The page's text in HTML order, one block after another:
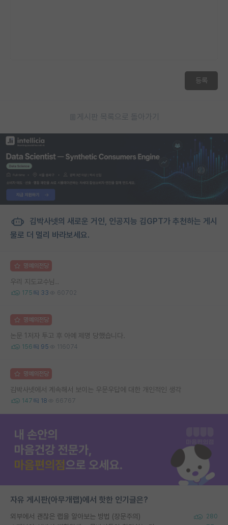
등록
게시판 목록으로 돌아가기
김박사넷의 새로운 거인, 인공지능 김GPT가 추천하는 게시
물로 더 멀리 바라보세요.
명예의전당
우리 지도교수님..
175 33 60702
명예의전당
논문 1저자 투고 후 아예 제명 당했습니다.
156 95 116074
명예의전당
김박사넷에서 계속해서 보이는 우문우답에 대한 개인적인 생각
147 18 66767
자유 게시판(아무개랩)에서 핫한 인기글은?
외부에서 괜찮은 랩을 알아보는 방법 (장문주의) 280